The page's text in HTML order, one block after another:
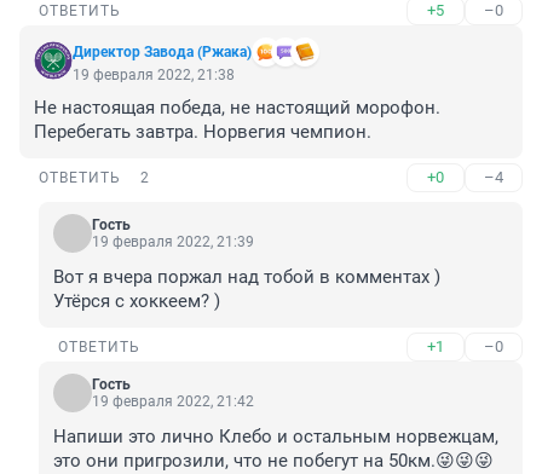
ОТВЕТИТЬ +5 –0
Директор Завода (Ржака)
19 февраля 2022, 21:38
Не настоящая победа, не настоящий морофон.
Перебегать завтра. Норвегия чемпион.
ОТВЕТИТЬ 2 +0 –4
Гость
19 февраля 2022, 21:39
Вот я вчера поржал над тобой в комментах )
Утёрся с хоккеем? )
ОТВЕТИТЬ +1 –0
Гость
19 февраля 2022, 21:42
Напиши это лично Клебо и остальным норвежцам,
это они пригрозили, что не побегут на 50км.😜😜😜